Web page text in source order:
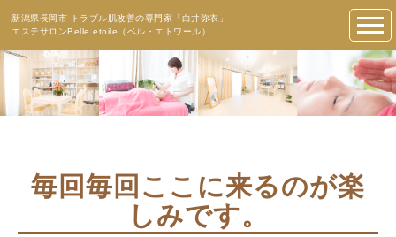
新潟県長岡市 トラブル肌改善の専門家「白井弥衣」
エステサロンBelle etoile（ベル・エトワール）
毎回毎回ここに来るのが楽
しみです。